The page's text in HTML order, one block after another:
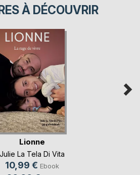
À DÉCOUVRIR
Lionne
Julie La Tela Di Vita
10,99 € Ebook